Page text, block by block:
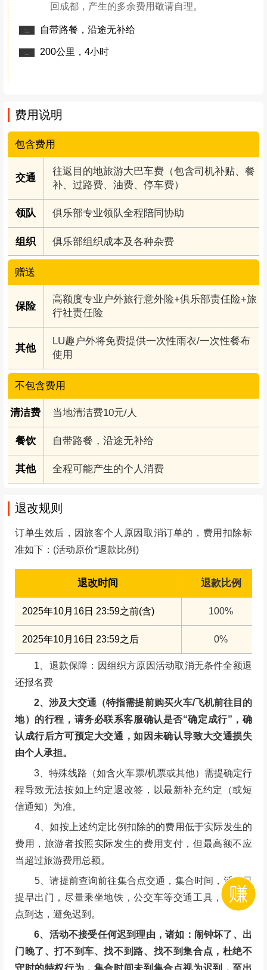
回成都，产生的多余费用敬请自理。
自带路餐，沿途无补给
200公里，4小时
费用说明
包含费用
交通
往返目的地旅游大巴车费（包含司机补贴、餐
补、过路费、油费、停车费）
领队 俱乐部专业领队全程陪同协助
组织 俱乐部组织成本及各种杂费
赠送
保险
高额度专业户外旅行意外险+俱乐部责任险+旅
行社责任险
其他
LU趣户外将免费提供一次性雨衣/一次性餐布
使用
不包含费用
清洁费 当地清洁费10元/人
餐饮 自带路餐，沿途无补给
其他 全程可能产生的个人消费
退改规则
订单生效后，因旅客个人原因取消订单的，费用扣除标
准如下：(活动原价*退款比例)
退改时间 退款比例
2025年10月16日 23:59之前(含) 100%
2025年10月16日 23:59之后 0%
1、退款保障：因组织方原因活动取消无条件全额退
还报名费
2、涉及大交通（特指需提前购买火车/飞机前往目的
地）的行程，请务必联系客服确认是否“确定成行”，确
认成行后方可预定大交通，如因未确认导致大交通损失
由个人承担。
3、特殊线路（如含火车票/机票或其他）需提确定行
程导致无法按如上约定退改签，以最新补充约定（或短
信通知）为准。
4、如按上述约定比例扣除的的费用低于实际发生的
费用，旅游者按照实际发生的费用支付，但最高额不应
当超过旅游费用总额。
5、请提前查询前往集合点交通，集合时间，活动日
提早出门，尽量乘坐地铁，公交车等交通工具，切勿掐
点到达，避免迟到。
6、活动不接受任何迟到理由，诸如：闹钟坏了、出
门晚了、打不到车、找不到路、找不到集合点，杜绝不
守时的特权行为，集合时间未到集合点视为迟到，至出